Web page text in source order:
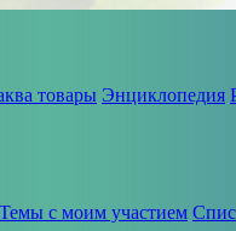
товары Энциклопедия
Темы с моим участием